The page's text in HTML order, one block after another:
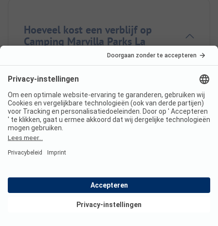
Hoeveel kost een verblijf op
Camping Marvilla Parks La
d'Argens kunnen variëren afhankelijk van het
verblijf (bijv. gekozen periode, personen).Lees meer
over de prijzen op deze pagina.
Heeft Camping Marvilla Parks
La Plage d'Argens sanitair voor
minder validen?Bekijk deals